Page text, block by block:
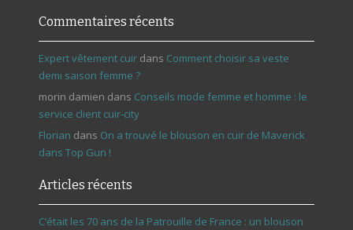
Commentaires récents
Expert vêtement cuirdans Comment choisir sa veste
demi saison femme ?
morin damien dans Conseils mode femme et homme : le
service client cuir-city
Florian dans On a trouvé le blouson en cuir de Maverick
dans Top Gun !
Articles récents
C’était les 70 ans de la Patrouille de France : un blouson